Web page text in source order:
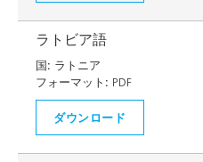
ラトビア語
国: ラトニア
フォーマット: PDF
ダウンロード